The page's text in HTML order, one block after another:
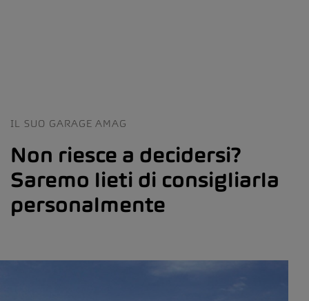
IL SUO GARAGE AMAG
Non riesce a decidersi?
Saremo lieti di consigliarla
personalmente